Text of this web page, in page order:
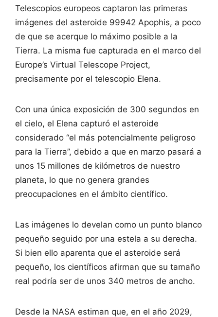
Telescopios europeos captaron las primeras
imágenes del asteroide 99942 Apophis, a poco
de que se acerque lo máximo posible a la
Tierra. La misma fue capturada en el marco del
Europe’s Virtual Telescope Project,
precisamente por el telescopio Elena.
Con una única exposición de 300 segundos en
el cielo, el Elena capturó el asteroide
considerado “el más potencialmente peligroso
para la Tierra”, debido a que en marzo pasará a
unos 15 millones de kilómetros de nuestro
planeta, lo que no genera grandes
preocupaciones en el ámbito científico.
Las imágenes lo develan como un punto blanco
pequeño seguido por una estela a su derecha.
Si bien ello aparenta que el asteroide será
pequeño, los científicos afirman que su tamaño
real podría ser de unos 340 metros de ancho.
Desde la NASA estiman que, en el año 2029,